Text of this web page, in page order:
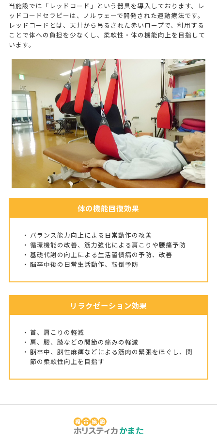
当施設では「レッドコード」という器具を導入しております。レ
ッドコードセラピーは、ノルウェーで開発された運動療法です。
レッドコードとは、天井から吊るされた赤いロープで、利用する
ことで体への負担を少なくし、柔軟性・体の機能向上を目指して
います。
体の機能回復効果
バランス能力向上による日常動作の改善
循環機能の改善、筋力強化による肩こりや腰痛予防
基礎代謝の向上による生活習慣病の予防、改善
脳卒中後の日常生活動作、転倒予防
リラクゼーション効果
首、肩こりの軽減
肩、腰、膝などの関節の痛みの軽減
脳卒中、脳性麻痺などによる筋肉の緊張をほぐし、関
節の柔軟性向上を目指す